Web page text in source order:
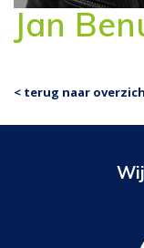
Jan
< terug naar